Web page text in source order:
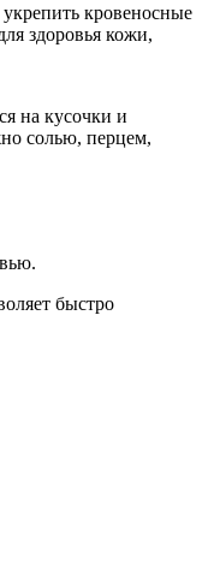
кровеносные
здоровья кожи,
на кусочки и
солью, перцем,
быстро